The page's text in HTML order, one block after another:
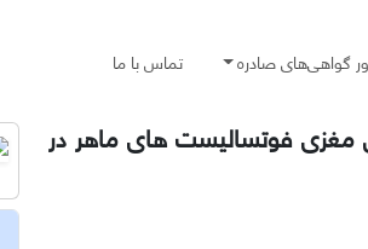
گواهی‌های صادره تماس با ما
مغزی فوتسالیست های ماهر در